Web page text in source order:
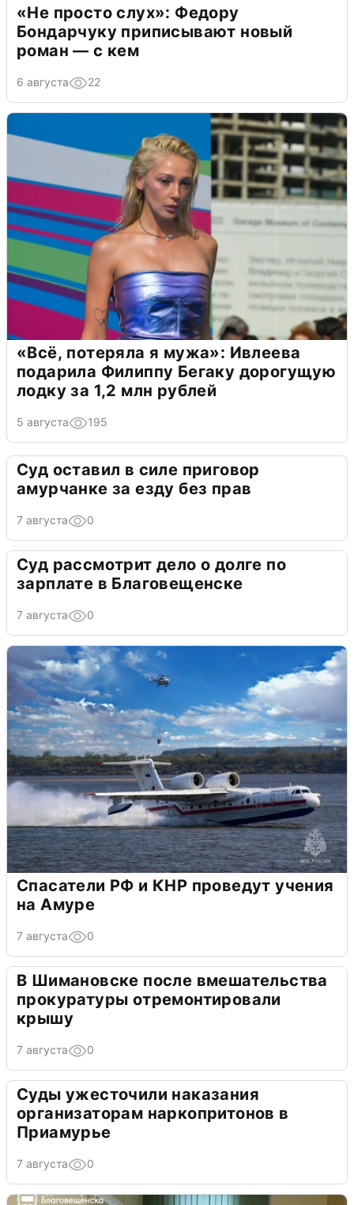
«Не просто слух»: Федору
Бондарчуку приписывают новый
роман — с кем
6 августа 22
«Всё, потеряла я мужа»: Ивлеева
подарила Филиппу Бегаку дорогущую
лодку за 1,2 млн рублей
5 августа 195
Суд оставил в силе приговор
амурчанке за езду без прав
7 августа 0
Суд рассмотрит дело о долге по
зарплате в Благовещенске
7 августа 0
Спасатели РФ и КНР проведут учения
на Амуре
7 августа 0
В Шимановске после вмешательства
прокуратуры отремонтировали
крышу
7 августа 0
Суды ужесточили наказания
организаторам наркопритонов в
Приамурье
7 августа 0